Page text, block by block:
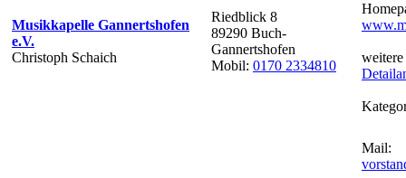
Musikkapelle Gannertshofen
e.V.
Christoph Schaich
Riedblick 8
89290 Buch-
Gannertshofen
Mobil: 0170 2334810
Mail: